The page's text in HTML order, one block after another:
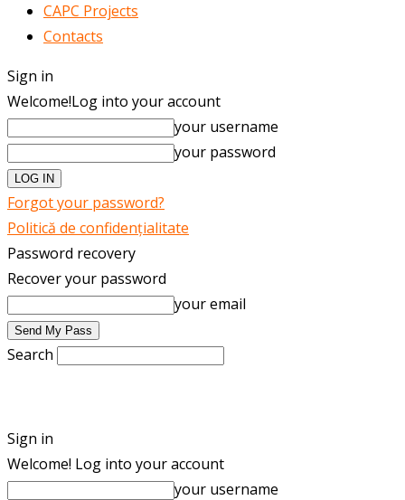
CAPC Projects
Contacts
Sign in
Welcome!Log into your account
your username
your password
Forgot your password?
Politică de confidențialitate
Password recovery
Recover your password
your email
Search
Sign in
Welcome! Log into your account
your username